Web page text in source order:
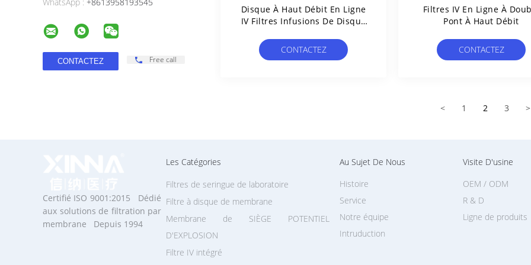
Free call
Disque À Haut Débit En Ligne
IV Filtres Infusions De Disque
Hydrophile 0,22 Μm
CONTACTEZ
Filtres IV En Ligne À
Pont À Haut Débit
CONTACTEZ
< 1 2 3 >
Certifié ISO 9001:2015 Dédié
aux solutions de filtration par
membrane Depuis 1994
Les Catégories
Filtre IV intégré
Filtres de seringue de laboratoire
Filtre à disque de membrane
Membrane de SIÈGE POTENTIEL
D'EXPLOSION
Au Sujet De Nous
Intruduction
Histoire
Service
Notre équipe
Visite D'usine
Ligne de produits
OEM / ODM
R & D